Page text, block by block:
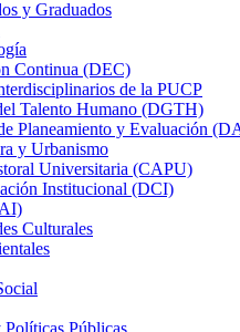
y Graduados
Continua (DEC)
de la PUCP
Talento Humano (DGTH)
Planeamiento y Evaluación
y Urbanismo
Universitaria (CAPU)
Institucional (DCI)
Culturales
Públicas